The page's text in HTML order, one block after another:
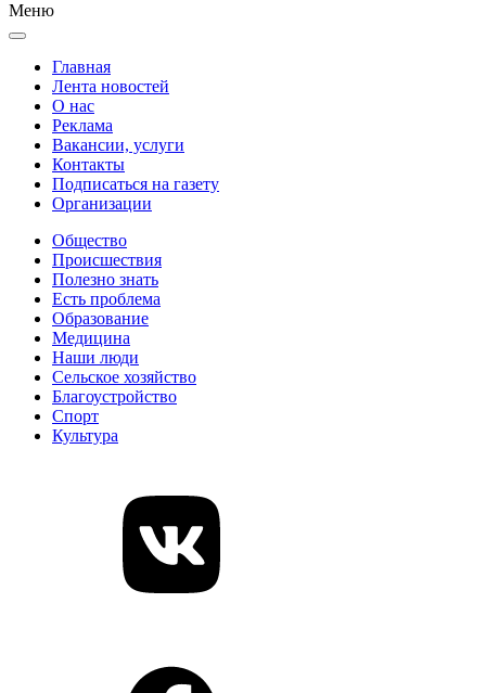
Меню
Главная
Лента новостей
О нас
Реклама
Вакансии, услуги
Контакты
Подписаться на газету
Организации
Общество
Происшествия
Полезно знать
Есть проблема
Образование
Медицина
Наши люди
Сельское хозяйство
Благоустройство
Спорт
Культура